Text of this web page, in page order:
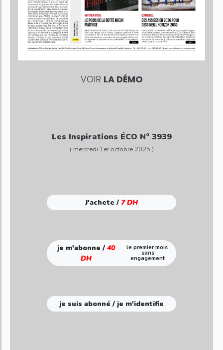
VOIR LA DÉMO
Les Inspirations ÉCO N° 3939
( mercredi 1er octobre 2025 )
J'achete / 7 DH
je m'abonne /40
DH
le premier mois
sans
engagement
je suis abonné / je m'identifie